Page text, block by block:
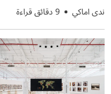
ندى اماكي 9 دقائق قراءة